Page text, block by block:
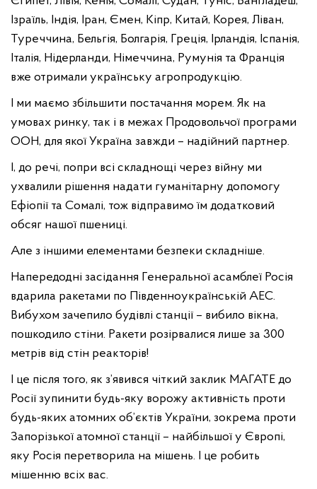
Ізраїль, Індія, Іран, Ємен, Кіпр, Китай, Корея, Ліван,
Туреччина, Бельгія, Болгарія, Греція, Ірландія, Іспанія,
Італія, Нідерланди, Німеччина, Румунія та Франція
вже отримали українську агропродукцію.
І ми маємо збільшити постачання морем. Як на
умовах ринку, так і в межах Продовольчої програми
ООН, для якої Україна завжди – надійний партнер.
І, до речі, попри всі складнощі через війну ми
ухвалили рішення надати гуманітарну допомогу
Ефіопії та Сомалі, тож відправимо їм додатковий
обсяг нашої пшениці.
Але з іншими елементами безпеки складніше.
Напередодні засідання Генеральної асамблеї Росія
вдарила ракетами по Південноукраїнській АЕС.
Вибухом зачепило будівлі станції – вибило вікна,
пошкодило стіни. Ракети розірвалися лише за 300
метрів від стін реакторів!
І це після того, як з’явився чіткий заклик МАГАТЕ до
Росії зупинити будь-яку ворожу активність проти
будь-яких атомних об’єктів України, зокрема проти
Запорізької атомної станції – найбільшої у Європі,
яку Росія перетворила на мішень. І це робить
мішенню всіх вас.